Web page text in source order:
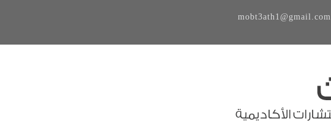
mobt3ath1@gmail.com